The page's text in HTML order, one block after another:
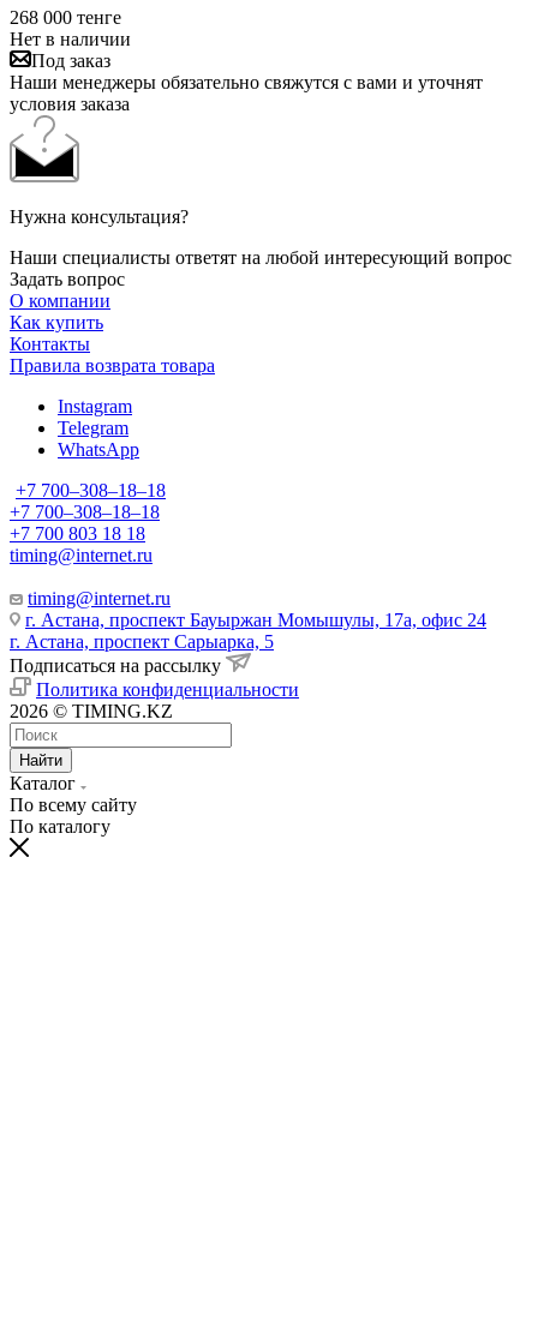
268 000 тенге
Нет в наличии
Под заказ
Наши менеджеры обязательно свяжутся с вами и уточнят
условия заказа
Нужна консультация?
Наши специалисты ответят на любой интересующий вопрос
Задать вопрос
О компании
Как купить
Контакты
Правила возврата товара
Instagram
Telegram
WhatsApp
+7 700‒308‒18‒18
+7 700‒308‒18‒18
+7 700 803 18 18
timing@internet.ru
timing@internet.ru
г. Астана, проспект Бауыржан Момышулы, 17а, офис 24
г. Астана, проспект Сарыарка, 5
Подписаться на рассылку
Политика конфиденциальности
2026 © TIMING.KZ
Найти
Каталог
По всему сайту
По каталогу